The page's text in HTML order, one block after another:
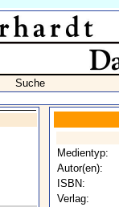
Suche
Medientyp:
Autor(en):
ISBN:
Verlag: